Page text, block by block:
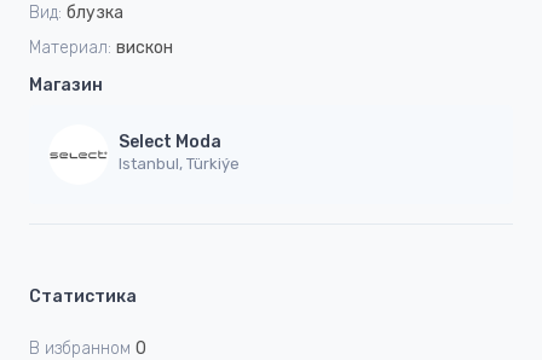
Вид: блузка
Материал: вискон
Магазин
Select Moda
Istanbul, Türkiýe
Статистика
В избранном 0